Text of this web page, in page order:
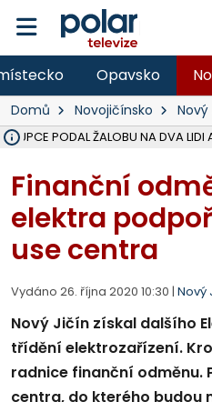
Opavsko
Domů Novojičínsko
PODAL ŽALOBU NA DVA LIDI
Finanční
elektra
use centra
Vydáno 26. října 2020 10:30 | Nový
Nový Jičín získal dalšího
třídění elektrozařízení.
radnice finanční odměnu.
centra, do kterého budou